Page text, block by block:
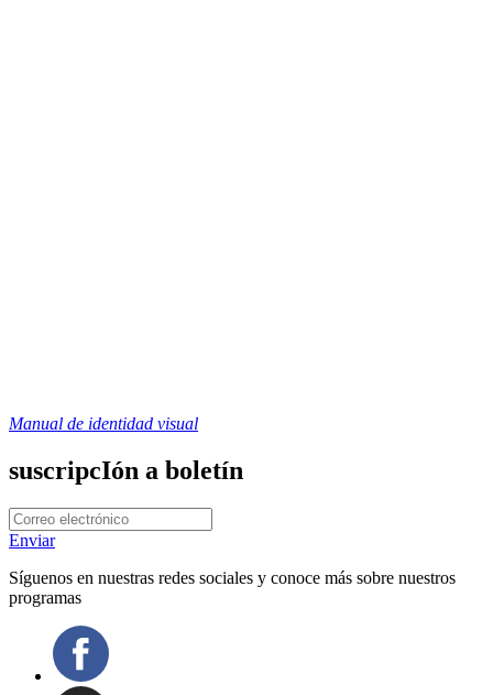
Manual de identidad visual
suscripcIón a boletín
Enviar
Síguenos en nuestras redes sociales y conoce más sobre nuestros
programas